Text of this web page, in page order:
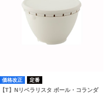
価格改正 定番
【T】Nリベラリスタ ボール・コランダ